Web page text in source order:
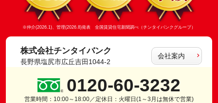
※仲介(2026.1)、管理(2026.8)発表 全国賃貸住宅新聞調べ（チンタイバンクグループ）
株式会社チンタイバンク
長野県塩尻市広丘吉田1044-2
会社案内
0120-60-3232
営業時間：10:00～18:00／定休日：火曜日(1～3月は無休で営業)